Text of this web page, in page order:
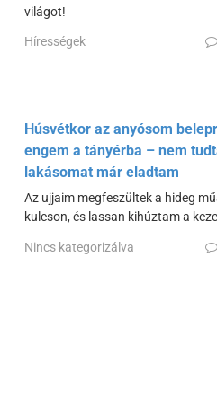
világot!
Hírességek
Húsvétkor az anyósom
engem a tányérba – nem
lakásomat már eladtam
Az ujjaim megfeszültek a hideg
kulcson, és lassan kihúztam a
Nincs kategorizálva